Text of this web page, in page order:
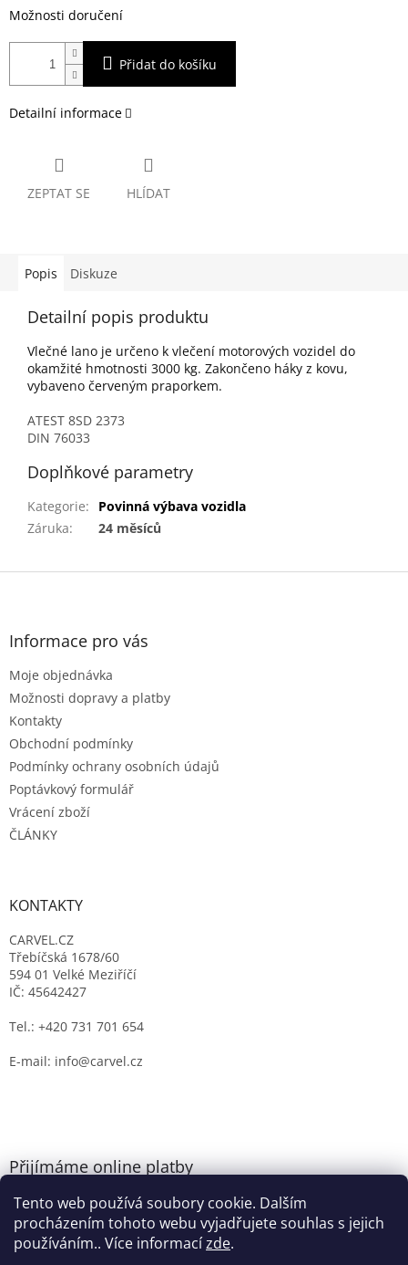
Tento web používá soubory cookie. Dalším
procházením tohoto webu vyjadřujete souhlas s jejich
používáním.. Více informacízde.
Možnosti doručení
Přidat do košíku
Detailní informace
ZEPTAT SE HLÍDAT
Popis Diskuze
Detailní popis produktu
Vlečné lano je určeno k vlečení motorových vozidel do
okamžité hmotnosti 3000 kg. Zakončeno háky z kovu,
vybaveno červeným praporkem.
ATEST 8SD 2373
DIN 76033
Doplňkové parametry
Kategorie:
Povinná výbava vozidla
Záruka: 24 měsíců
Z
Informace pro vás
Moje objednávka
Možnosti dopravy a platby
Kontakty
Obchodní podmínky
Podmínky ochrany osobních údajů
Poptávkový formulář
Vrácení zboží
ČLÁNKY
KONTAKTY
CARVEL.CZ
Třebíčská 1678/60
594 01 Velké Meziříčí
IČ: 45642427
Tel.: +420 731 701 654
E-mail: info@carvel.cz
Přijímáme online platby